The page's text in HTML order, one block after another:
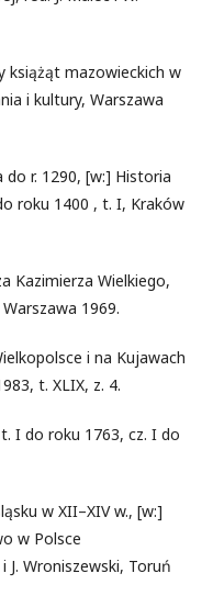
książąt mazowieckich w
i kultury, Warszawa
do r. 1290, [w:] Historia
roku 1400 , t. I, Kraków
Kazimierza Wielkiego,
1969.
i na Kujawach
t. XLIX, z. 4.
I do roku 1763, cz. I do
w XII–XIV w., [w:]
w Polsce
J. Wroniszewski, Toruń